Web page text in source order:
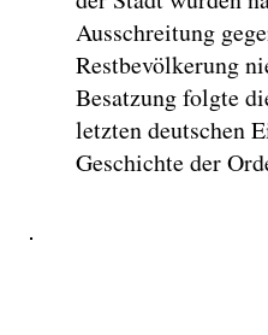
Ausschreitung
Restbevölkerung
Besatzung folgte
letzten deutschen
Geschichte der